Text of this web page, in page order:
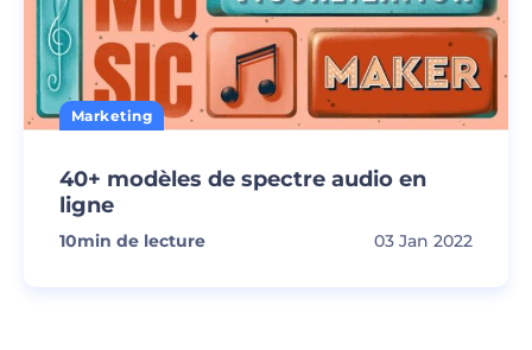
Marketing
40+ modèles de spectre audio en
ligne
10min de lecture 03 Jan 2022